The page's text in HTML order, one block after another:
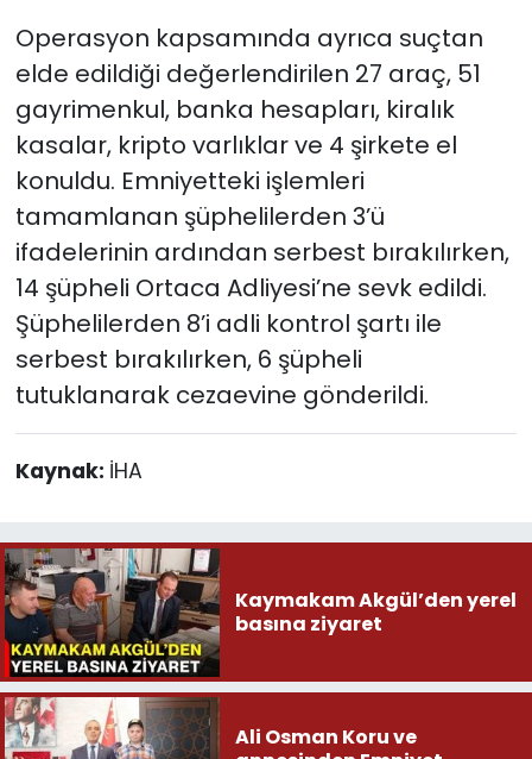
Operasyon kapsamında ayrıca suçtan
elde edildiği değerlendirilen 27 araç, 51
gayrimenkul, banka hesapları, kiralık
kasalar, kripto varlıklar ve 4 şirkete el
konuldu. Emniyetteki işlemleri
tamamlanan şüphelilerden 3’ü
ifadelerinin ardından serbest bırakılırken,
14 şüpheli Ortaca Adliyesi’ne sevk edildi.
Şüphelilerden 8’i adli kontrol şartı ile
serbest bırakılırken, 6 şüpheli
tutuklanarak cezaevine gönderildi.
Kaynak: İHA
Kaymakam Akgül’den yerel
basına ziyaret
Ali Osman Koru ve